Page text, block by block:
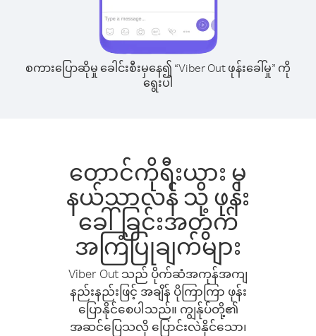
စကားပြောဆိုမှု ခေါင်းစီးမှနေ၍ “Viber Out ဖုန်းခေါ်မှု” ကို
ရွေးပါ
တောင်ကိုရီးယား မှ
နယ်သာလန် သို့ ဖုန်း
ခေါ်ခြင်းအတွက်
အကြံပြုချက်များ
Viber Out သည် ပိုက်ဆံအကုန်အကျ
နည်းနည်းဖြင့် အချိန် ပိုကြာကြာ ဖုန်း
ပြောနိုင်စေပါသည်။ ကျွန်ုပ်တို့၏
အဆင်ပြေသလို ပြောင်းလဲနိုင်သော၊